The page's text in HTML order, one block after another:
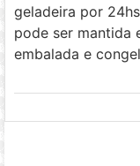
geladeira por
pode ser mantida
embalada e